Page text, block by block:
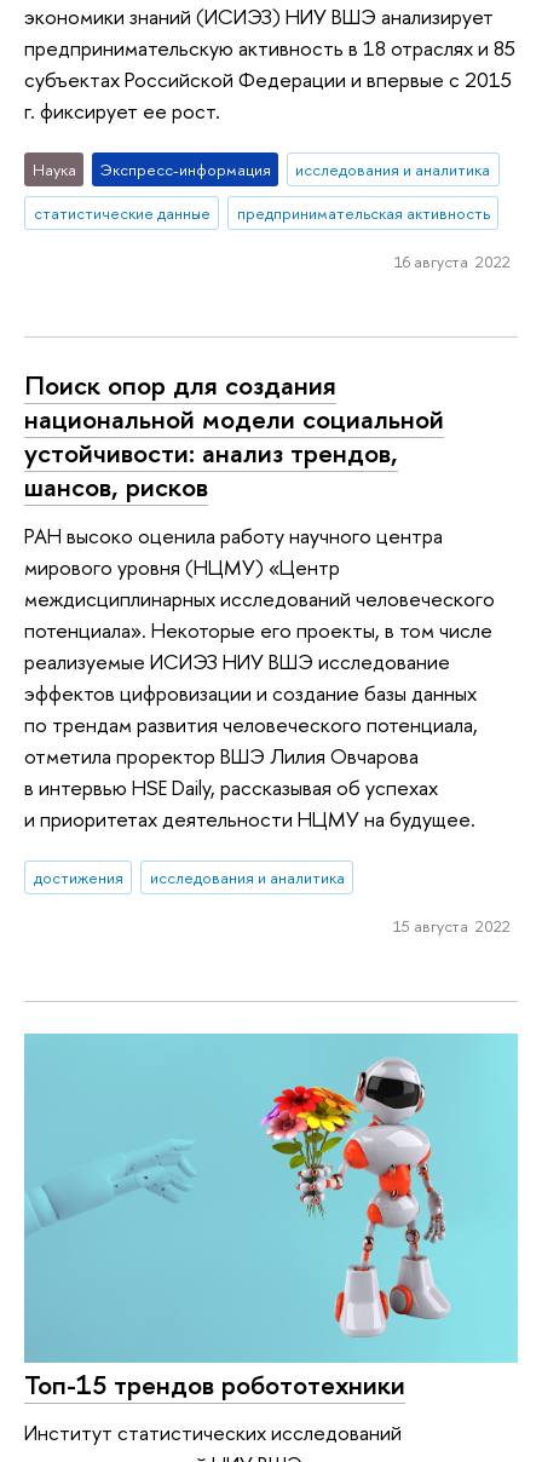
экономики знаний (ИСИЭЗ) НИУ ВШЭ анализирует
предпринимательскую активность в 18 отраслях и 85
субъектах Российской Федерации и впервые с 2015
г. фиксирует ее рост.
Наука Экспресс-информация
исследования и аналитика
статистические данные
предпринимательская активность
16 августа 2022
Поиск опор для создания
национальной модели социальной
устойчивости: анализ трендов,
шансов, рисков
РАН высоко оценила работу научного центра
мирового уровня (НЦМУ) «Центр
междисциплинарных исследований человеческого
потенциала». Некоторые его проекты, в том числе
реализуемые ИСИЭЗ НИУ ВШЭ исследование
эффектов цифровизации и создание базы данных
по трендам развития человеческого потенциала,
отметила проректор ВШЭ Лилия Овчарова
в интервью HSE Daily, рассказывая об успехах
и приоритетах деятельности НЦМУ на будущее.
достижения исследования и аналитика
15 августа 2022
Топ-15 трендов робототехники
Институт статистических исследований